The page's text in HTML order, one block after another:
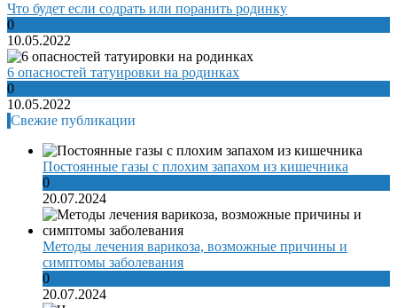
Что будет если содрать или поранить родинку
0
10.05.2022
6 опасностей татуировки на родинках
0
10.05.2022
Свежие публикации
Постоянные газы с плохим запахом из кишечника
0
20.07.2024
Методы лечения варикоза, возможные причины и
симптомы заболевания
0
20.07.2024